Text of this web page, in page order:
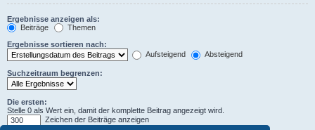
Ergebnisse anzeigen als:
Beiträge
Themen
Ergebnisse sortieren nach:
Aufsteigend
Absteigend
Suchzeitraum begrenzen:
Die ersten:
Stelle 0 als Wert ein, damit der komplette Beitrag angezeigt wird.
Zeichen der Beiträge anzeigen